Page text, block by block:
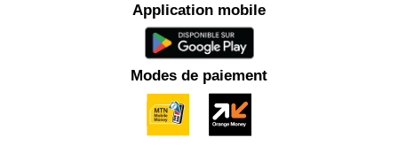
Application mobile
Modes de paiement